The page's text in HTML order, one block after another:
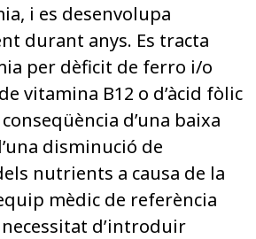
i es desenvolupa
durant anys. Es tracta
per dèficit de ferro i/o
vitamina B12 o d’àcid fòlic
conseqüència d’una baixa
disminució de
nutrients a causa de la
mèdic de referència
d’introduir